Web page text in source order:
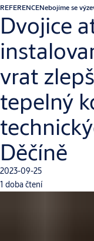
REFERENCENebojíme se
Dvojice
vrat
tepelný
Děčíně
2023-09-25
1 doba čtení